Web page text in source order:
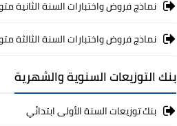
نماذج فروض واختبارات السنة الثانية
نماذج فروض واختبارات السنة الثالثة
بنك التوزيعات السنوية والشهرية
بنك توزيعات السنة الأولى ابتدائي